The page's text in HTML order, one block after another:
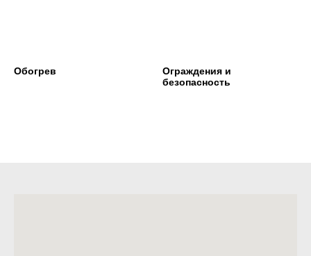
Обогрев
Ограждения и
безопасность